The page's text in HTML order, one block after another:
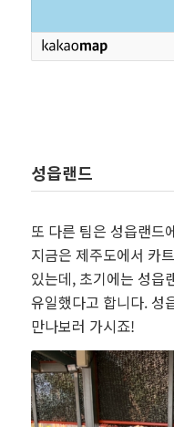
성읍랜드
또 다른 팀은 성읍랜드
지금은 제주도에서 카
있는데, 초기에는 성읍
유일했다고 합니다. 성
만나보러 가시죠!